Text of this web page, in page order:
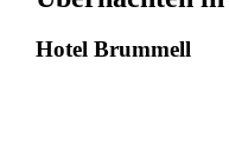
Hotel Brummell